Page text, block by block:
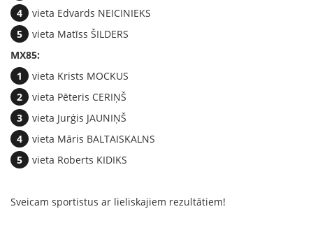
vieta Edvards NEICINIEKS
vieta Matīss ŠILDERS
MX85:
vieta Krists MOCKUS
vieta Pēteris CERIŅŠ
vieta Jurģis JAUNIŅŠ
vieta Māris BALTAISKALNS
vieta Roberts KIDIKS
Sveicam sportistus ar lieliskajiem rezultātiem!